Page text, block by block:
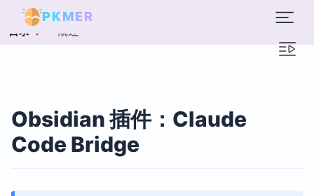
PKMER
目录 概述
Obsidian 插件：Claude
Code Bridge